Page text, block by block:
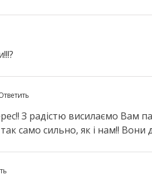
З радістю висилаємо Вам
само сильно, як і нам!! Вони